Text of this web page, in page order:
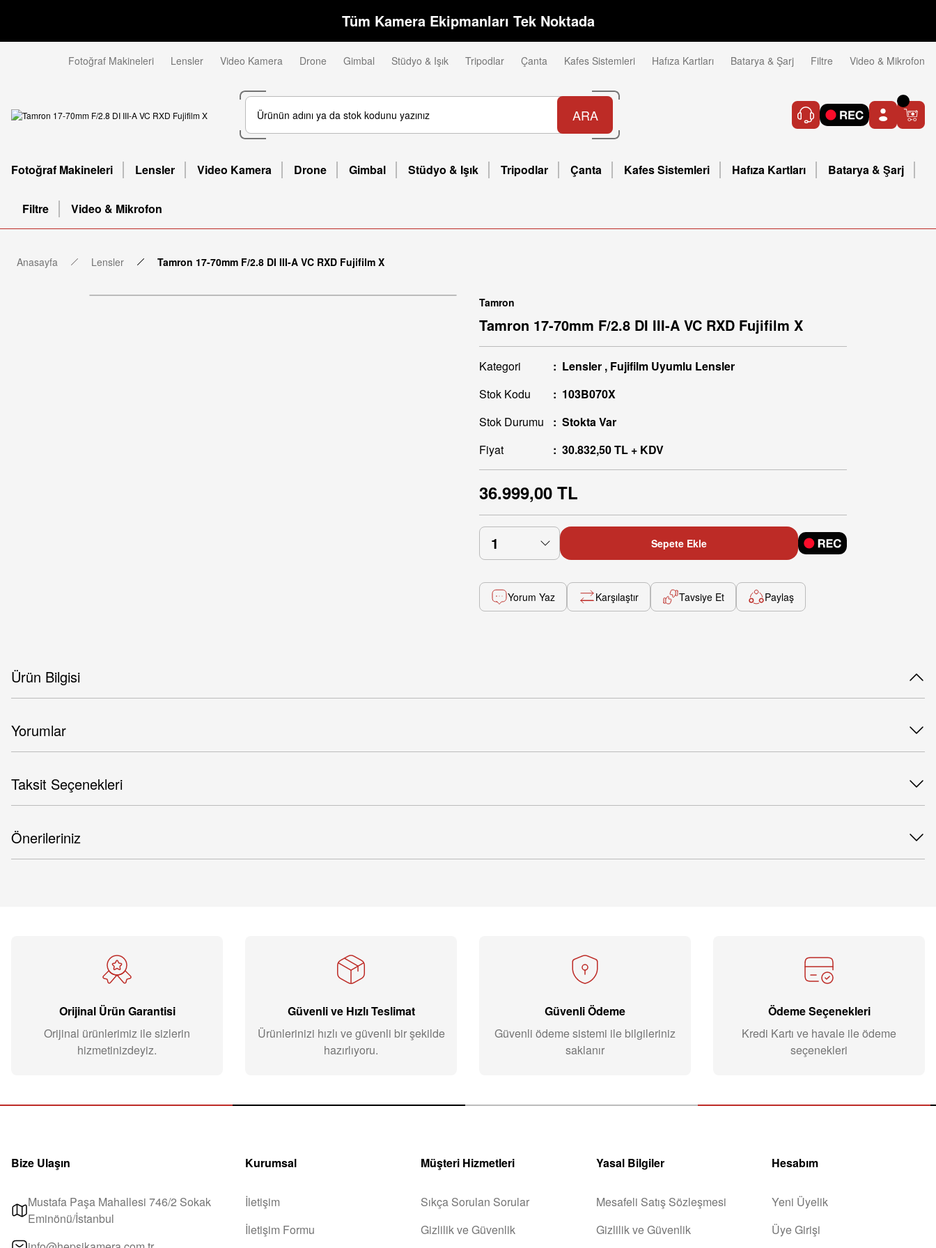
Tüm Kamera Ekipmanları Tek Noktada
Fotoğraf Makineleri Lensler Video Kamera Drone Gimbal Stüdyo & Işık Tripodlar Çanta Kafes Sistemleri Hafıza Kartları Batarya & Şarj Filtre Video & Mikrofon
ARA
Fotoğraf Makineleri Lensler Video Kamera Drone Gimbal Stüdyo & Işık Tripodlar Çanta Kafes Sistemleri Hafıza Kartları Batarya & Şarj
Filtre Video & Mikrofon
Anasayfa Lensler Tamron 17-70mm F/2.8 DI III-A VC RXD Fujifilm X
Tamron
Tamron 17-70mm F/2.8 DI III-A VC RXD Fujifilm X
Kategori Lensler , Fujifilm Uyumlu Lensler
Stok Kodu
103B070X
Stok Durumu
Stokta Var
Fiyat
30.832,50 TL + KDV
36.999,00 TL
Sepete Ekle
Yorum Yaz Karşılaştır Tavsiye Et Paylaş
Ürün Bilgisi
Yorumlar
Taksit Seçenekleri
Önerileriniz
Orijinal Ürün Garantisi
Orijinal ürünlerimiz ile sizlerin
hizmetinizdeyiz.
Güvenli ve Hızlı Teslimat
Ürünlerinizi hızlı ve güvenli bir şekilde
hazırlıyoru.
Güvenli Ödeme
Güvenli ödeme sistemi ile bilgileriniz
saklanır
Ödeme Seçenekleri
Kredi Kartı ve havale ile ödeme
seçenekleri
Bize Ulaşın
Mustafa Paşa Mahallesi 746/2 Sokak
Eminönü/İstanbul
Kurumsal
İletişim
İletişim Formu
Müşteri Hizmetleri
Sıkça Sorulan Sorular
Gizlilik ve Güvenlik
Yasal Bilgiler
Mesafeli Satış Sözleşmesi
Gizlilik ve Güvenlik
Hesabım
Yeni Üyelik
Üye Girişi